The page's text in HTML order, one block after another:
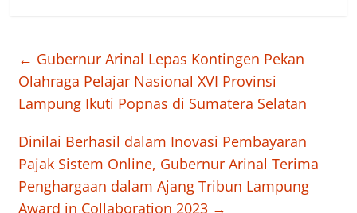
← Gubernur Arinal Lepas Kontingen Pekan
Olahraga Pelajar Nasional XVI Provinsi
Lampung Ikuti Popnas di Sumatera Selatan
Dinilai Berhasil dalam Inovasi Pembayaran
Pajak Sistem Online, Gubernur Arinal Terima
Penghargaan dalam Ajang Tribun Lampung
Award in Collaboration 2023 →